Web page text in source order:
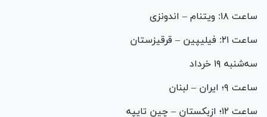
ساعت ۱۸: ویتنام – اندونزی
ساعت ۲۱: فیلیپین – قرقیزستان
سه‌شنبه ۱۹ خرداد
ساعت ۹؛ ایران – لبنان
ساعت ۱۲؛ ازبکستان – چین تایپه